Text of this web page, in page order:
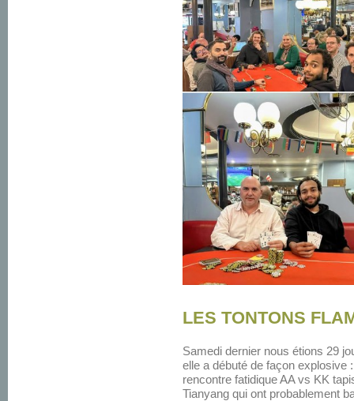
LES TONTONS
Samedi dernier nous étions 29
elle a débuté de façon explosive
rencontre fatidique AA vs KK
Tianyang qui ont probablement